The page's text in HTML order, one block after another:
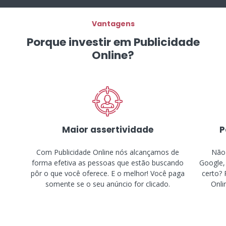
Vantagens
Porque investir em Publicidade
Online?
Maior assertividade
Com Publicidade Online nós alcançamos de
forma efetiva as pessoas que estão buscando
pôr o que você oferece. E o melhor! Você paga
somente se o seu anúncio for clicado.
certo?